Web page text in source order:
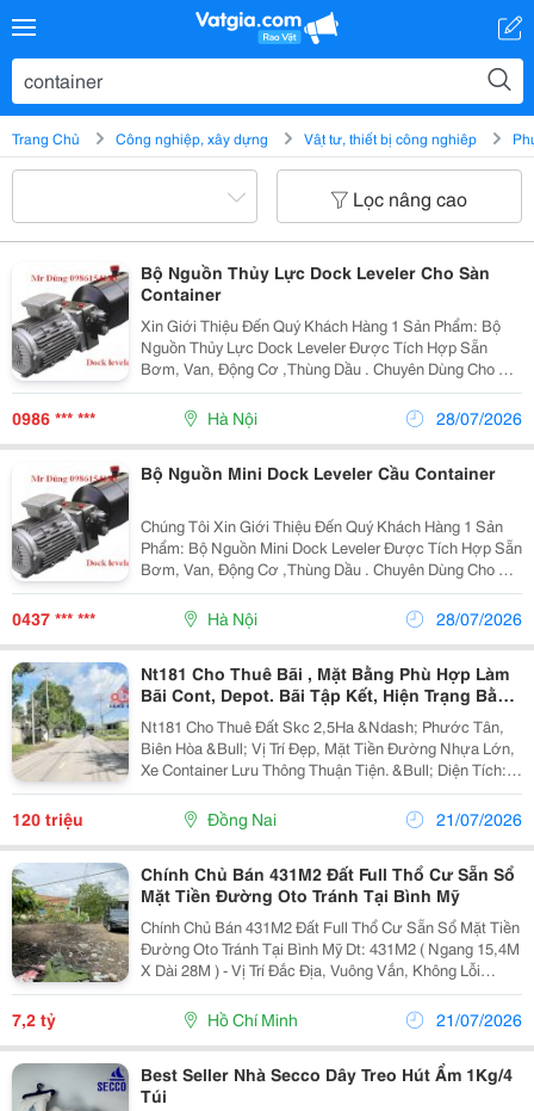
Trang Chủ Công nghiệp, xây dựng Vật tư, thiết bị công nghiệp
Lọc nâng cao
Bộ Nguồn Thủy Lực Dock Leveler Cho Sàn
Container
Xin Giới Thiệu Đến Quý Khách Hàng 1 Sản Phẩm: Bộ
Nguồn Thủy Lực Dock Leveler Được Tích Hợp Sẵn
Bơm, Van, Động Cơ ,Thùng Dầu . Chuyên Dùng Cho Hệ
Thống Dock Leveler Cầu Container Xuất Xứ : China
Nguồn : 380 V Động Cơ: 0.75 Kw Bơm : 2.1...
0986 *** *** Hà Nội 28/07/2026
Bộ Nguồn Mini Dock Leveler Cầu Container
Chúng Tôi Xin Giới Thiệu Đến Quý Khách Hàng 1 Sản
Phẩm: Bộ Nguồn Mini Dock Leveler Được Tích Hợp Sẵn
Bơm, Van, Động Cơ ,Thùng Dầu . Chuyên Dùng Cho Hệ
Thống Dock Leveler Cầu Container Xuất Xứ : China
Nguồn : 380 V Động Cơ: 0.75 Kw Bơm : 2.1 Cc/V...
0437 *** *** Hà Nội 28/07/2026
Nt181 Cho Thuê Bãi , Mặt Bằng Phù Hợp Làm
Bãi Cont, Depot. Bãi Tập Kết, Hiện Trạng Bằng
Phẳng
Nt181 Cho Thuê Đất Skc 2,5Ha &Ndash; Phước Tân,
Biên Hòa &Bull; Vị Trí Đẹp, Mặt Tiền Đường Nhựa Lớn,
Xe Container Lưu Thông Thuận Tiện. &Bull; Diện Tích:
2,5Ha (25.000M&Sup2;) &Bull; Đất Skc (Đất Cơ Sở Sản
Xuất Kinh Doanh). &Bull;Nằm Trong Khu...
120 triệu Đồng Nai 21/07/2026
Chính Chủ Bán 431M2 Đất Full Thổ Cư Sẵn Sổ
Mặt Tiền Đường Oto Tránh Tại Bình Mỹ
Chính Chủ Bán 431M2 Đất Full Thổ Cư Sẵn Sổ Mặt Tiền
Đường Oto Tránh Tại Bình Mỹ Dt: 431M2 ( Ngang 15,4M
X Dài 28M ) - Vị Trí Đắc Địa, Vuông Vắn, Không Lỗi
Phong Thủy - Đường Rộng Xe Container Ra Vào Thuận
Tiện - Xung Quanh Đầy Đủ Tiện Ích Gần...
7,2 tỷ Hồ Chí Minh 21/07/2026
Best Seller Nhà Secco Dây Treo Hút Ẩm 1Kg/4
Túi